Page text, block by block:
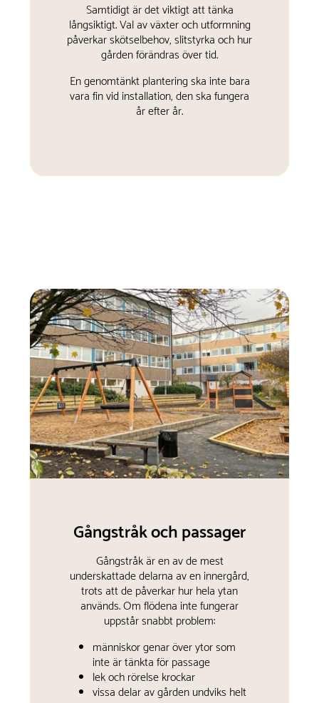
Samtidigt är det viktigt att tänka
långsiktigt. Val av växter och utformning
påverkar skötselbehov, slitstyrka och hur
gården förändras över tid.
En genomtänkt plantering ska inte bara
vara fin vid installation, den ska fungera
år efter år.
Gångstråk och passager
Gångstråk är en av de mest
underskattade delarna av en innergård,
trots att de påverkar hur hela ytan
används. Om flödena inte fungerar
uppstår snabbt problem:
människor genar över ytor som
inte är tänkta för passage
lek och rörelse krockar
vissa delar av gården undviks helt